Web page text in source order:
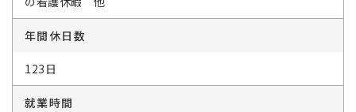
年間休日数
123日
就業時間